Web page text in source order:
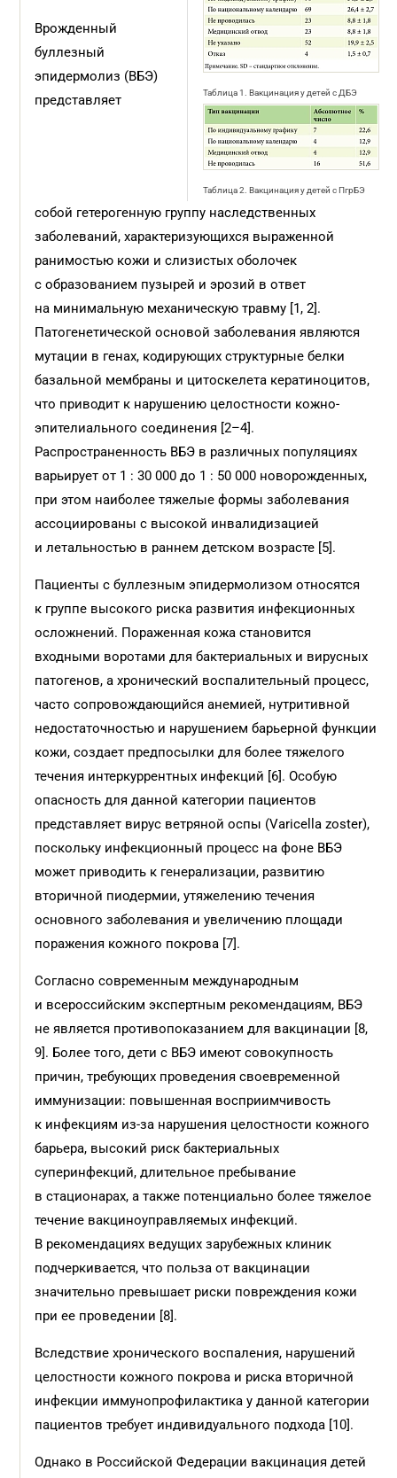
Таблица 1. Вакцинация у детей с ДБЭ
Таблица 2. Вакцинация у детей с ПгрБЭ
Врожденный
буллезный
эпидермолиз (ВБЭ)
представляет
собой гетерогенную группу наследственных
заболеваний, характеризующихся выраженной
ранимостью кожи и слизистых оболочек
с образованием пузырей и эрозий в ответ
на минимальную механическую травму [1, 2].
Патогенетической основой заболевания являются
мутации в генах, кодирующих структурные белки
базальной мембраны и цитоскелета кератиноцитов,
что приводит к нарушению целостности кожно-
эпителиального соединения [2–4].
Распространенность ВБЭ в различных популяциях
варьирует от 1 : 30 000 до 1 : 50 000 новорожденных,
при этом наиболее тяжелые формы заболевания
ассоциированы с высокой инвалидизацией
и летальностью в раннем детском возрасте [5].
Пациенты с буллезным эпидермолизом относятся
к группе высокого риска развития инфекционных
осложнений. Пораженная кожа становится
входными воротами для бактериальных и вирусных
патогенов, а хронический воспалительный процесс,
часто сопровождающийся анемией, нутритивной
недостаточностью и нарушением барьерной функции
кожи, создает предпосылки для более тяжелого
течения интеркуррентных инфекций [6]. Особую
опасность для данной категории пациентов
представляет вирус ветряной оспы (Varicella zoster),
поскольку инфекционный процесс на фоне ВБЭ
может приводить к генерализации, развитию
вторичной пиодермии, утяжелению течения
основного заболевания и увеличению площади
поражения кожного покрова [7].
Согласно современным международным
и всероссийским экспертным рекомендациям, ВБЭ
не является противопоказанием для вакцинации [8,
9]. Более того, дети с ВБЭ имеют совокупность
причин, требующих проведения своевременной
иммунизации: повышенная восприимчивость
к инфекциям из-за нарушения целостности кожного
барьера, высокий риск бактериальных
суперинфекций, длительное пребывание
в стационарах, а также потенциально более тяжелое
течение вакциноуправляемых инфекций.
В рекомендациях ведущих зарубежных клиник
подчеркивается, что польза от вакцинации
значительно превышает риски повреждения кожи
при ее проведении [8].
Вследствие хронического воспаления, нарушений
целостности кожного покрова и риска вторичной
инфекции иммунопрофилактика у данной категории
пациентов требует индивидуального подхода [10].
Однако в Российской Федерации вакцинация детей